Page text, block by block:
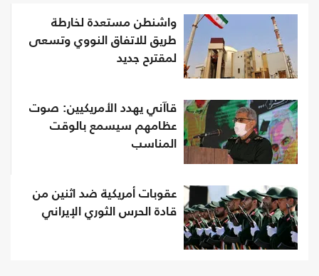
واشنطن مستعدة لخارطة
طريق للاتفاق النووي وتسعى
لمقترح جديد
قاآني يهدد الأمريكيين: صوت
عظامهم سيسمع بالوقت
المناسب
عقوبات أمريكية ضد اثنين من
قادة الحرس الثوري الإيراني